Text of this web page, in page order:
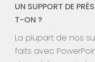
UN SUPPORT DE
T-ON ?
La plupart de nos
faits avec